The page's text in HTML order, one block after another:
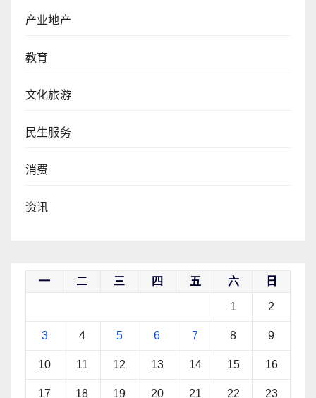
产业地产
教育
文化旅游
民生服务
消费
资讯
一 二 三 四 五 六 日
1 2
3 4 5 6 7 8 9
10 11 12 13 14 15 16
17 18 19 20 21 22 23